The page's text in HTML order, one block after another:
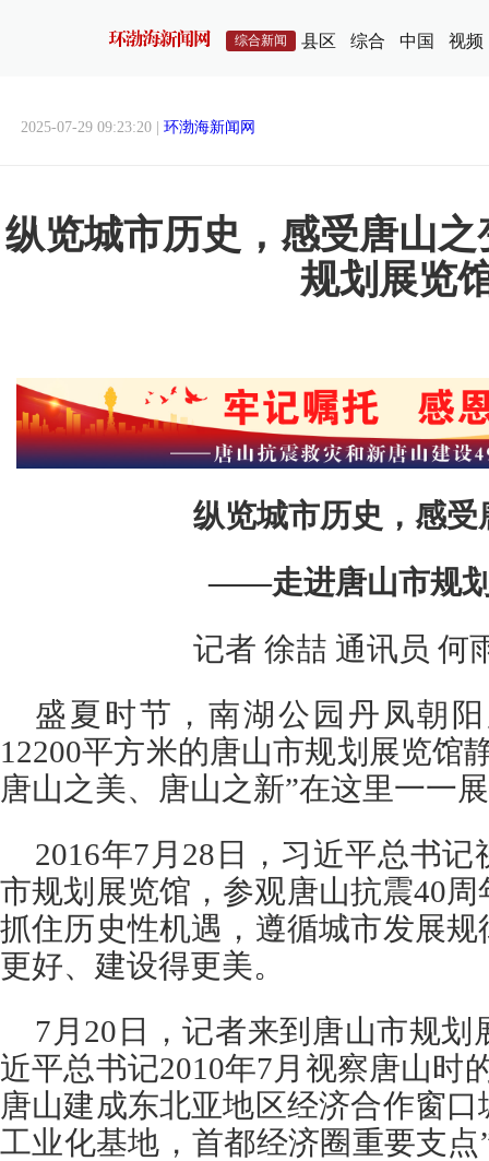
综合新闻 县区 综合 中国 视频
2025-07-29 09:23:20 | 环渤海新闻网
纵览城市历史，感受唐山
规划展览
纵览城市历史，感受
——走进唐山市规
记者 徐喆 通讯员 何
盛夏时节，南湖公园丹凤朝
12200平方米的唐山市规划展览馆
唐山之美、唐山之新”在这里一一
2016年7月28日，习近平总书
市规划展览馆，参观唐山抗震40
抓住历史性机遇，遵循城市发展
更好、建设得更美。
7月20日，记者来到唐山市规
近平总书记2010年7月视察唐山
唐山建成东北亚地区经济合作窗
工业化基地，首都经济圈重要支